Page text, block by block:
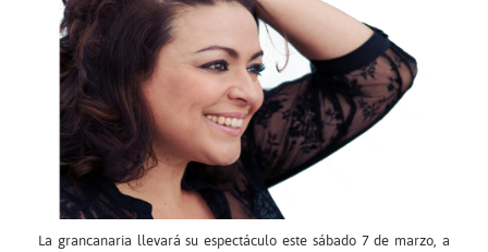
La grancanaria llevará su espectáculo este sábado 7 de marzo, a